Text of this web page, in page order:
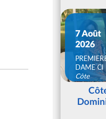
7 Août
2026
DAME CI
Côte
d'Ivoire